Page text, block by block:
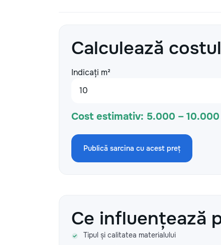
Calculează costul
Indicați m²
Cost estimativ: 5.000 –
Publică sarcina cu acest preț
Ce influențează
Tipul și calitatea materialului